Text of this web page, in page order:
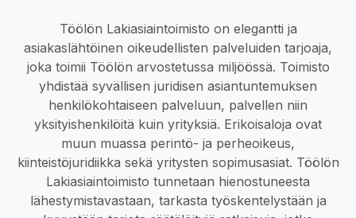
Töölön Lakiasiaintoimisto on elegantti ja
asiakaslähtöinen oikeudellisten palveluiden tarjoaja,
joka toimii Töölön arvostetussa miljöössä. Toimisto
yhdistää syvällisen juridisen asiantuntemuksen
henkilökohtaiseen palveluun, palvellen niin
yksityishenkilöitä kuin yrityksiä. Erikoisaloja ovat
muun muassa perintö- ja perheoikeus,
kiinteistöjuridiikka sekä yritysten sopimusasiat. Töölön
Lakiasiaintoimisto tunnetaan hienostuneesta
lähestymistavastaan, tarkasta työskentelystään ja